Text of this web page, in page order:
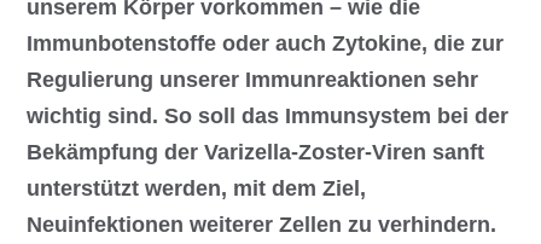
unserem Körper vorkommen – wie die
Immunbotenstoffe oder auch Zytokine, die zur
Regulierung unserer Immunreaktionen sehr
wichtig sind. So soll das Immunsystem bei der
Bekämpfung der Varizella-Zoster-Viren sanft
unterstützt werden, mit dem Ziel,
Neuinfektionen weiterer Zellen zu verhindern.